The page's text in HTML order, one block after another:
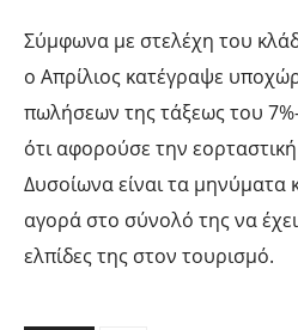
Σύμφωνα με στελέχη του
ο Απρίλιος κατέγραψε
πωλήσεων της τάξεως του
ότι αφορούσε την
Δυσοίωνα είναι τα μηνύματα
αγορά στο σύνολό της να
ελπίδες της στον τουρισμό.